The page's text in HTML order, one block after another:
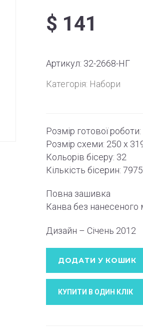
$ 141
Артикул: 32-2668-НГ
Категорія: Набори
Розмір готової роботи:
Розмір схеми: 250 x
Кольорів бісеру: 32
Кількість бісерин:
Повна зашивка
Канва без
Дизайн – Січень 2012
ДОДАТИ У КОШИК
КУПИТИ В ОДИН КЛIК